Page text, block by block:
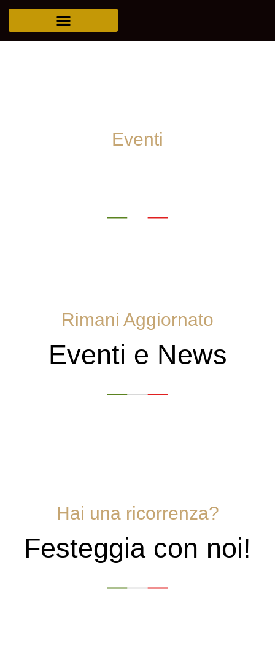
Eventi
Rimani Aggiornato
Eventi e News
Hai una ricorrenza?
Festeggia con noi!